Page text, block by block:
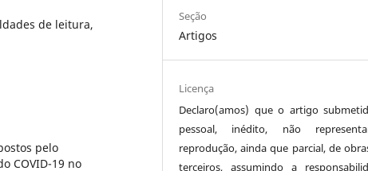
de leitura,
pelo
COVID-19 no
Seção
Artigos
Licença
Declaro(amos) que o artigo
pessoal, inédito, não
reprodução, ainda que parcial, de
terceiros, assumindo a